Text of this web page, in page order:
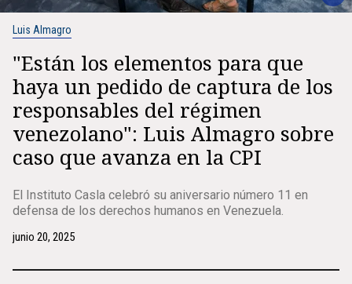
Luis Almagro
"Están los elementos para que
haya un pedido de captura de los
responsables del régimen
venezolano": Luis Almagro sobre
caso que avanza en la CPI
El Instituto Casla celebró su aniversario número 11 en
defensa de los derechos humanos en Venezuela.
junio 20, 2025